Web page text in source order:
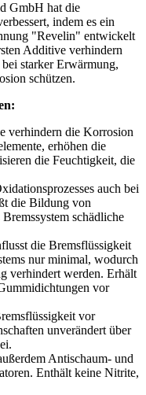
GmbH hat die
indem es ein
"Revelin" entwickelt
Additive verhindern
starker Erwärmung,
schützen.
verhindern die Korrosion
erhöhen die
die Feuchtigkeit, die
auch bei
die Bildung von
schädliche
die Bremsflüssigkeit
nur minimal, wodurch
verhindert werden. Erhält
vor
vor
unverändert über
Antischaum- und
Enthält keine Nitrite,